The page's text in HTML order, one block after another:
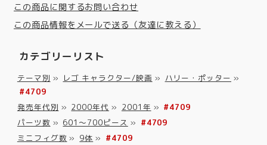
この商品に関するお問い合わせ
この商品情報をメールで送る（友達に教える）
カテゴリーリスト
テーマ別 » レゴ キャラクター/映画 » ハリー・ポッター »
#4709
発売年代別 » 2000年代 » 2001年 » #4709
パーツ数 » 601～700ピース » #4709
ミニフィグ数 » 9体 » #4709